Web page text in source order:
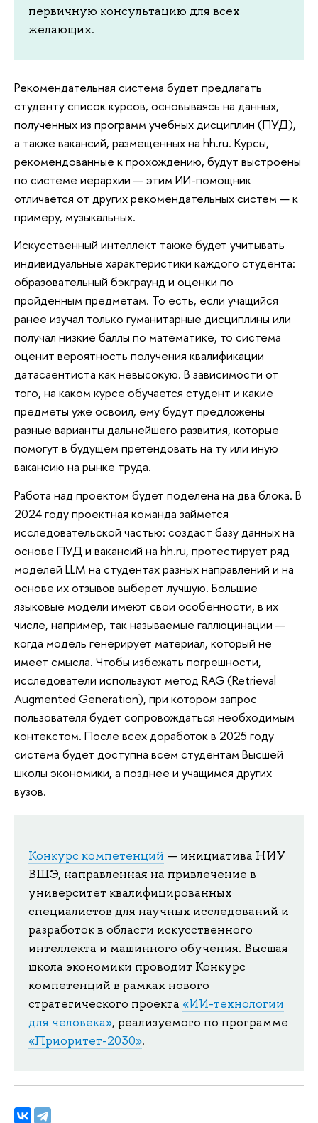
первичную консультацию для всех
желающих.
Рекомендательная система будет предлагать
студенту список курсов, основываясь на данных,
полученных из программ учебных дисциплин (ПУД),
а также вакансий, размещенных на hh.ru. Курсы,
рекомендованные к прохождению, будут выстроены
по системе иерархии — этим ИИ-помощник
отличается от других рекомендательных систем — к
примеру, музыкальных.
Искусственный интеллект также будет учитывать
индивидуальные характеристики каждого студента:
образовательный бэкграунд и оценки по
пройденным предметам. То есть, если учащийся
ранее изучал только гуманитарные дисциплины или
получал низкие баллы по математике, то система
оценит вероятность получения квалификации
датасаентиста как невысокую. В зависимости от
того, на каком курсе обучается студент и какие
предметы уже освоил, ему будут предложены
разные варианты дальнейшего развития, которые
помогут в будущем претендовать на ту или иную
вакансию на рынке труда.
Работа над проектом будет поделена на два блока. В
2024 году проектная команда займется
исследовательской частью: создаст базу данных на
основе ПУД и вакансий на hh.ru, протестирует ряд
моделей LLM на студентах разных направлений и на
основе их отзывов выберет лучшую. Большие
языковые модели имеют свои особенности, в их
числе, например, так называемые галлюцинации —
когда модель генерирует материал, который не
имеет смысла. Чтобы избежать погрешности,
исследователи используют метод RAG (Retrieval
Augmented Generation), при котором запрос
пользователя будет сопровождаться необходимым
контекстом. После всех доработок в 2025 году
система будет доступна всем студентам Высшей
школы экономики, а позднее и учащимся других
вузов.
Конкурс компетенций — инициатива НИУ
ВШЭ, направленная на привлечение в
университет квалифицированных
специалистов для научных исследований и
разработок в области искусственного
интеллекта и машинного обучения. Высшая
школа экономики проводит Конкурс
компетенций в рамках нового
стратегического проекта «ИИ-технологии
для человека», реализуемого по программе
«Приоритет-2030».